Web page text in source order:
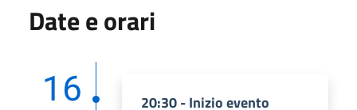
Date e orari
16 20:30 - Inizio evento